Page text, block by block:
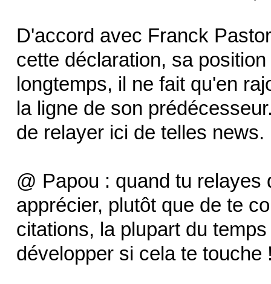
D'accord avec Franck
cette déclaration, sa
longtemps, il ne fait qu'en
la ligne de son
de relayer ici de telles news.
@ Papou : quand tu
apprécier, plutôt que de te
citations, la plupart du
développer si cela te touche